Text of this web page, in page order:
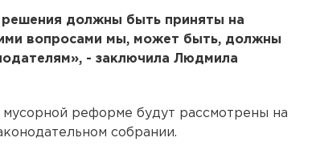
должны быть приняты на
вопросами мы, может быть, должны
- заключила Людмила
реформе будут рассмотрены на
собрании.